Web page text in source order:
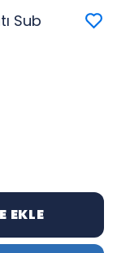
Sub
EKLE